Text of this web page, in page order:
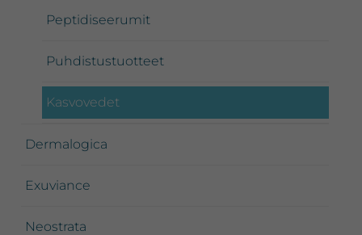
Peptidiseerumit
Puhdistustuotteet
Kasvovedet
Dermalogica
Exuviance
Neostrata